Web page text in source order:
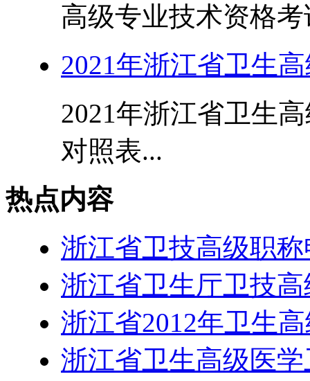
高级专业技术资格
2021年浙江省卫生
2021年浙江省卫生
对照表...
热点内容
浙江省卫技高级职
浙江省卫生厅卫技
浙江省2012年卫生
浙江省卫生高级医